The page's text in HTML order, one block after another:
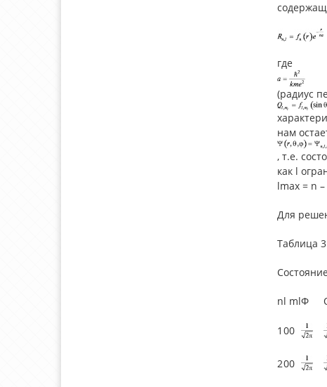
где
(радиус
нам
, т.е.
как l
lmax = n –
Для
Таблица 3
nl mlΦ
1 00
200